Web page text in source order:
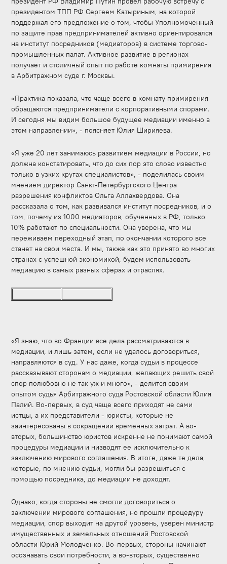
президентом ТПП РФ Сергеем Катыриным, на которой
поддержал его предложение о том, чтобы Уполномоченный
по защите прав предпринимателей активно ориентировался
на институт посредников (медиаторов) в системе торгово-
промышленных палат. Активное развитие в регионах
получает и столичный опыт по работе комнаты примирения
в Арбитражном суде г. Москвы.
«Практика показала, что чаще всего в комнату примирения
обращаются предприниматели с корпоративными спорами.
И сегодня мы видим большое будущее медиации именно в
этом направлении», - поясняет Юлия Ширияева.
«Я уже 20 лет занимаюсь развитием медиации в России, но
должна констатировать, что до сих пор это слово известно
только в узких кругах специалистов», - поделилась своим
мнением директор Санкт-Петербургского Центра
разрешения конфликтов Ольга Аллахвердова. Она
рассказала о том, как развивался институт посредников, и о
том, почему из 1000 медиаторов, обученных в РФ, только
10% работают по специальности. Она уверена, что мы
переживаем переходный этап, по окончании которого все
станет на свои места. И мы, также как это принято во многих
странах с успешной экономикой, будем использовать
медиацию в самых разных сферах и отраслях.
«Я знаю, что во Франции все дела рассматриваются в
медиации, и лишь затем, если не удалось договориться,
направляются в суд. У нас даже, когда судьи в процессе
рассказывают сторонам о медиации, желающих решить свой
спор полюбовно не так уж и много», - делится своим
опытом судья Арбитражного суда Ростовской области Юлия
Палий. Во-первых, в суд чаще всего приходят не сами
истцы, а их представители - юристы, которые не
заинтересованы в сокращении временных затрат. А во-
вторых, большинство юристов искренне не понимают самой
процедуры медиации и низводят ее исключительно к
заключению мирового соглашения. В итоге, даже те дела,
которые, по мнению судьи, могли бы разрешиться с
помощью посредника, до медиации не доходят.
Однако, когда стороны не смогли договориться о
заключении мирового соглашения, но прошли процедуру
медиации, спор выходит на другой уровень, уверен министр
имущественных и земельных отношений Ростовской
области Юрий Молодченко. Во-первых, стороны начинают
осознавать свои потребности, а во-вторых, существенно